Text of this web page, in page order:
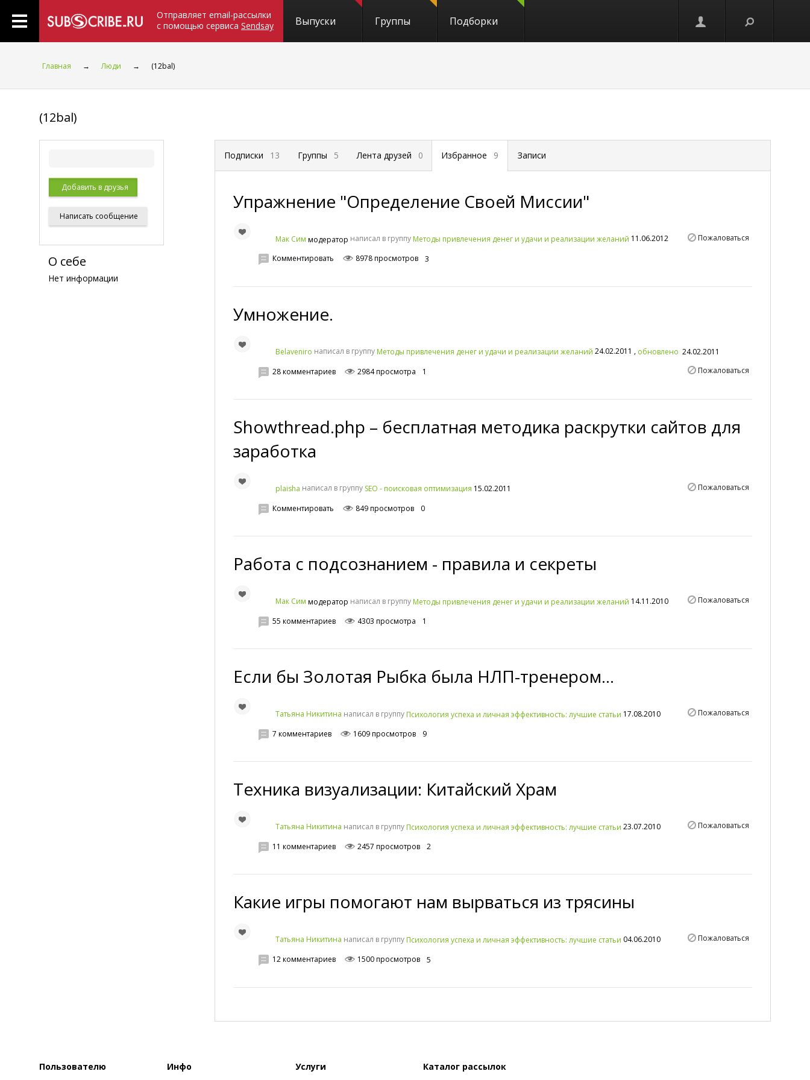
Отправляет email-рассылки
с помощью сервиса Sendsay Выпуски Группы Подборки
Главная → Люди → (12bal)
(12bal)
Добавить в друзья
Написать сообщение
О себе
Нет информации
Подписки 13 Группы 5 Лента друзей 0 Избранное 9 Записи
Упражнение "Определение Своей Миссии"
Мак Сим модератор написал в группу Методы привлечения денег и удачи и реализации желаний 11.06.2012 Пожаловаться
Комментировать 8978 просмотров 3
Умножение.
Belaveniro написал в группу Методы привлечения денег и удачи и реализации желаний 24.02.2011 , обновлено 24.02.2011
Пожаловаться
28 комментариев 2984 просмотра 1
Showthread.php – бесплатная методика раскрутки сайтов для
заработка
plaisha написал в группу SEO - поисковая оптимизация 15.02.2011 Пожаловаться
Комментировать 849 просмотров 0
Работа с подсознанием - правила и секреты
Мак Сим модератор написал в группу Методы привлечения денег и удачи и реализации желаний 14.11.2010 Пожаловаться
55 комментариев 4303 просмотра 1
Если бы Золотая Рыбка была НЛП-тренером...
Татьяна Никитина написал в группу Психология успеха и личная эффективность: лучшие статьи 17.08.2010 Пожаловаться
7 комментариев 1609 просмотров 9
Техника визуализации: Китайский Храм
Татьяна Никитина написал в группу Психология успеха и личная эффективность: лучшие статьи 23.07.2010 Пожаловаться
11 комментариев 2457 просмотров 2
Какие игры помогают нам вырваться из трясины
Татьяна Никитина написал в группу Психология успеха и личная эффективность: лучшие статьи 04.06.2010 Пожаловаться
12 комментариев 1500 просмотров 5
Пользователю Инфо Услуги Каталог рассылок